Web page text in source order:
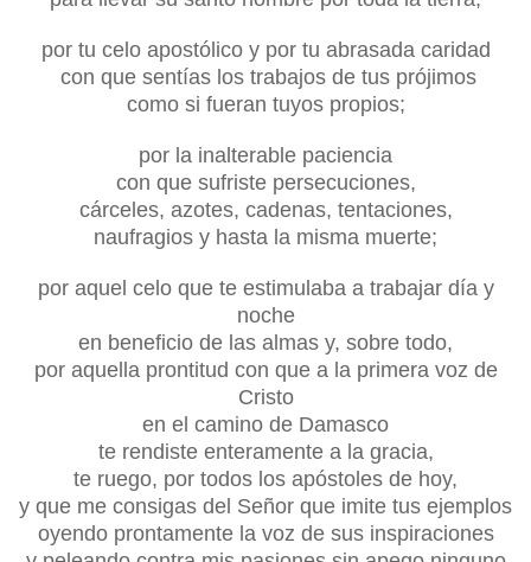
por tu celo apostólico y por tu abrasada caridad
con que sentías los trabajos de tus prójimos
como si fueran tuyos propios;
por la inalterable paciencia
con que sufriste persecuciones,
cárceles, azotes, cadenas, tentaciones,
naufragios y hasta la misma muerte;
por aquel celo que te estimulaba a trabajar día y
noche
en beneficio de las almas y, sobre todo,
por aquella prontitud con que a la primera voz de
Cristo
en el camino de Damasco
te rendiste enteramente a la gracia,
te ruego, por todos los apóstoles de hoy,
y que me consigas del Señor que imite tus ejemplos
oyendo prontamente la voz de sus inspiraciones